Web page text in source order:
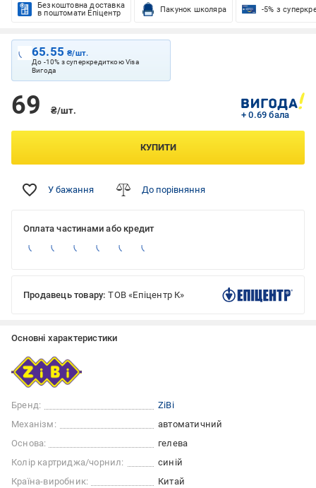
Безкоштовна доставка
в поштомати Епіцентр
Пакунок школяра -5% з
65.55₴/шт.
До -10% з суперкредиткою Visa
Вигода
69 ₴/шт. + 0.69 бала
КУПИТИ
У бажання До порівняння
Оплата частинами або кредит
Продавець товару: ТОВ «Епіцентр К»
Основні характеристики
Бренд:
ZiBi
Механізм:
автоматичний
Основа:
гелева
Колір картриджа/чорнил:
синій
Країна-виробник:
Китай